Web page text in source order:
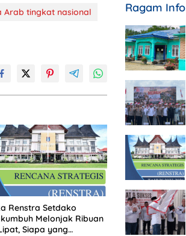
Arab tingkat nasional
Renstra Setdako
Melonjak Ribuan
Siapa yang
Ragam Info